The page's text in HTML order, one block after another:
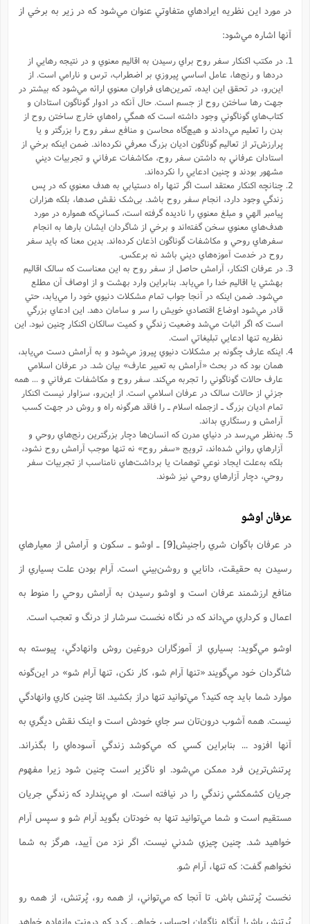
در مورد اين نظريه ايرادهاي متفاوتي عنوان مي‌شود که در زير به برخي از
آنها اشاره مي‌شود:
در مکتب اکنکار سفر روح براي رسيدن به اقاليم معنوي و در نتيجه رهايي از
دردها و رنج‌ها، عامل اساسي پيروزي بر اضطراب، ترس و نارامي است. از
اين‌رو، در تحقق اين ايده، تمرين‌های فراوان معنوي ارائه مي‌شود که بیشتر در
جهت رها ساختن روح از جسم است. حال آنکه در ادوار گوناگون استادان و
کتاب‌هاي گوناگوني وجود داشته است که همگي راه‌هاي خارج ساختن روح از
بدن را تعليم مي‌دادند و هيچ‌گاه محاسن و منافع سفر روح را بزرگتر و يا
پرارزش‌تر از تعاليم گوناگون اديان بزرگ معرفي نکرده‌اند. ضمن اينکه برخي از
استادان عرفاني به داشتن سفر روح، مکاشفات عرفاني و تجربيات ديني
مشهور بودند و چنين ادعايي را نکرده‌اند.
چنانچه اکنکار معتقد است اگر تنها راه دستيابي به هدف معنوي که در پس
زندگي وجود دارد، انجام سفر روح باشد. بی‌شک نقش صدها، بلکه هزاران
پيامبر الهي و مبلغ معنوي را ناديده گرفته است، کساني‌که همواره در مورد
هدف‌هاي معنوي سخن گفته‌اند و برخي از شاگردان ايشان بارها به انجام
سفرهاي روحي و مکاشفات گوناگون اذعان کرده‌اند. بدين معنا كه بايد سفر
روح در خدمت آموزه‌هاي ديني باشد نه برعکس.
در عرفان اکنکار، آرامش حاصل از سفر روح به اين معناست که سالک اقاليم
بهشتي يا اقاليم خدا را مي‌يابد. بنابراين وارد بهشت و از اوصاف آن مطلع
مي‌شود. ضمن اينکه در آنجا جواب تمام مشکلات دنيوي خود را مي‌يابد، حتي
قادر مي‌شود اوضاع اقتصادي خويش را سر و سامان دهد. اين ادعاي بزرگي
است که اگر اثبات مي‌شد وضعيت زندگي و کميت سالکان اکنکار چنين نبود. اين
نظريه تنها ادعايي تبليغاتي است.
اينکه عارف چگونه بر مشکلات دنيوي پيروز مي‌شود و به آرامش دست مي‌يابد،
همان بود که در بحث «آرامش به تعبير عارف» بيان شد. در عرفان اسلامي
عارف حالات گوناگوني را تجربه مي‌کند. سفر روح و مکاشفات عرفاني و ... همه
جزئي از حالات سالک در عرفان اسلامي است. از اين‌رو، سزاوار نيست اکنکار
تمام اديان بزرگ ـ ازجمله اسلام ـ را فاقد هرگونه راه و روش در جهت کسب
آرامش و رستگاري بداند.
به‌نظر مي‌رسد در دنياي مدرن که انسان‌ها دچار بزرگترين رنج‌هاي روحي و
آزارهاي رواني شده‌اند، ترويج «سفر روح» نه تنها موجب آرامش روح نشود،
بلکه به‌علت ايجاد نوعي توهمات يا برداشت‌هاي نامناسب از تجربيات سفر
روحي، دچار آزارهاي روحي نيز شوند.
عرفان اوشو
در عرفان باگوان شري راجنيش [9]
ـ اوشو ـ سکون و آرامش از معيارهاي
رسيدن به حقيقت، دانايي و روشن‌بيني است. آرام بودن علت بسياري از
منافع ارزشمند عرفان است و اوشو رسيدن به آرامش روحي را منوط به
اعمال و کرداري مي‌داند که در نگاه نخست سرشار از درنگ و تعجب است.
اوشو مي‌گويد: بسياري از آموزگاران دروغين روش وانهادگي، پيوسته به
شاگردان خود مي‌گويند «تنها آرام شو، کار نکن، تنها آرام شو» در اين‌گونه
موارد شما بايد چه کنيد؟ مي‌توانيد تنها دراز بکشيد. امّا چنين کاري وانهادگي
نيست. همه آشوب درون‌تان سر جاي خودش است و اينک نقش ديگري به
آنها افزود ... بنابراين کسي که مي‌کوشد زندگي آسوده‌اي را بگذراند.
پرتنش‌ترين فرد ممکن مي‌شود. او ناگزير است چنين شود زيرا مفهوم
جريان کشمکشي زندگي را در نيافته است. او مي‌پندارد که زندگي جريان
مستقيم است و شما مي‌توانيد تنها به خودتان بگويد آرام شو و سپس آرام
خواهيد شد. چنين چيزي شدني نيست. اگر نزد من آييد، هرگز به شما
نخواهم گفت: ‌که تنها، آرام شو.
نخست پُرتنش باش. تا آنجا که مي‌تواني، از همه رو، پُرتنش، از همه رو
پُرتنش باش! آنگاه ناگهان احساس خواهي کرد که درونت وانهاده خواهد